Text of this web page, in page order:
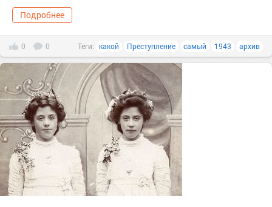
Подробнее
0 0 Теги: какой Преступление самый 1943 архив